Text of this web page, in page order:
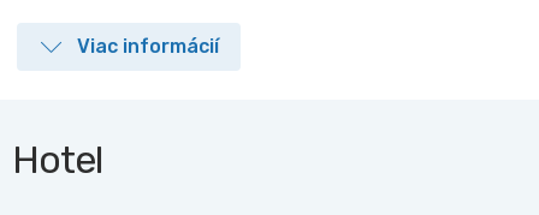
Viac informácií
Hotel